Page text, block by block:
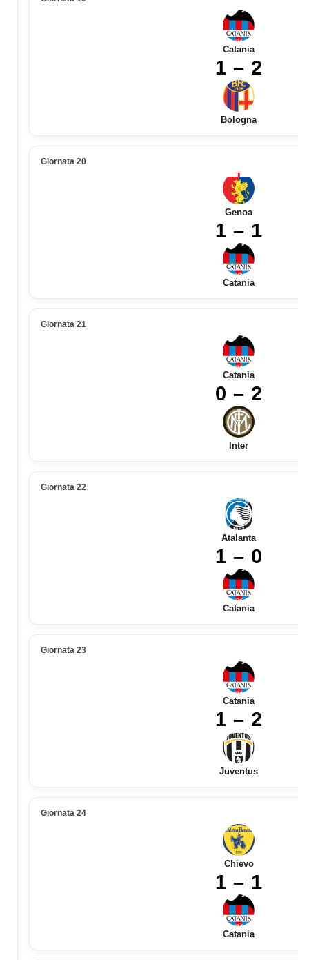
Catania
1 – 2
Bologna
Giornata 20
Genoa
1 – 1
Catania
Giornata 21
Catania
0 – 2
Inter
Giornata 22
Atalanta
1 – 0
Catania
Giornata 23
Catania
1 – 2
Juventus
Giornata 24
Chievo
1 – 1
Catania